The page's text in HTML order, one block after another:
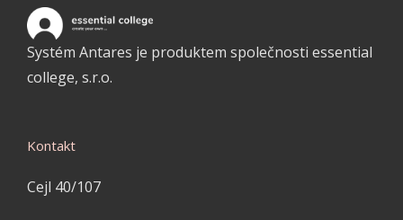
Systém Antares je produktem společnosti essential
college, s.r.o.
Kontakt
Cejl 40/107